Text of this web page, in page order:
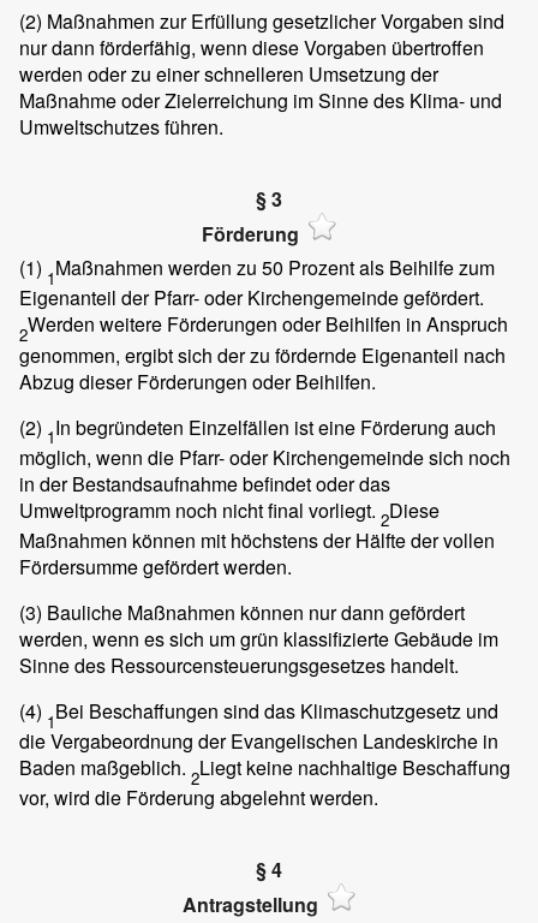
(2) Maßnahmen zur Erfüllung gesetzlicher Vorgaben sind
nur dann förderfähig, wenn diese Vorgaben übertroffen
werden oder zu einer schnelleren Umsetzung der
Maßnahme oder Zielerreichung im Sinne des Klima- und
Umweltschutzes führen.
§ 3
Förderung
(1) 1Maßnahmen werden zu 50 Prozent als Beihilfe zum
Eigenanteil der Pfarr- oder Kirchengemeinde gefördert.
2Werden weitere Förderungen oder Beihilfen in Anspruch
genommen, ergibt sich der zu fördernde Eigenanteil nach
Abzug dieser Förderungen oder Beihilfen.
(2) 1In begründeten Einzelfällen ist eine Förderung auch
möglich, wenn die Pfarr- oder Kirchengemeinde sich noch
in der Bestandsaufnahme befindet oder das
Umweltprogramm noch nicht final vorliegt. 2Diese
Maßnahmen können mit höchstens der Hälfte der vollen
Fördersumme gefördert werden.
(3) Bauliche Maßnahmen können nur dann gefördert
werden, wenn es sich um grün klassifizierte Gebäude im
Sinne des Ressourcensteuerungsgesetzes handelt.
(4) 1Bei Beschaffungen sind das Klimaschutzgesetz und
die Vergabeordnung der Evangelischen Landeskirche in
Baden maßgeblich. 2Liegt keine nachhaltige Beschaffung
vor, wird die Förderung abgelehnt werden.
§ 4
Antragstellung